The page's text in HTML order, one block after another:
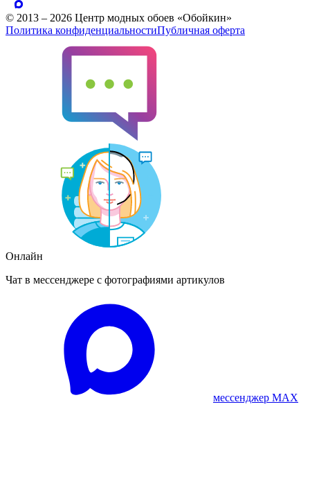
© 2013 – 2026 Центр модных обоев «Обойкин»
Политика конфиденциальностиПубличная оферта
Онлайн
Чат в мессенджере с фотографиями артикулов
мессенджер MAX